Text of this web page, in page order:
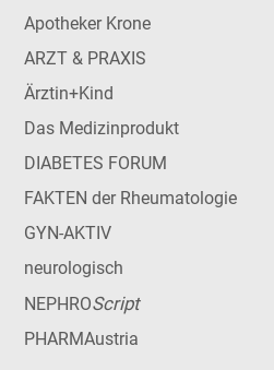
Apotheker Krone
ARZT & PRAXIS
Ärztin+Kind
Das Medizinprodukt
DIABETES FORUM
FAKTEN der Rheumatologie
GYN-AKTIV
neurologisch
NEPHROScript
PHARMAustria